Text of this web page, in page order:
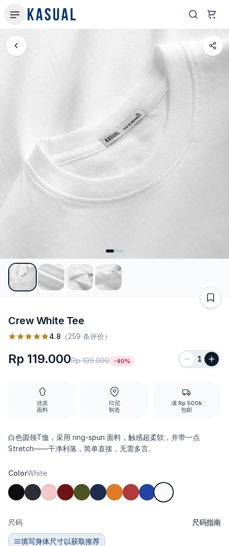
Crew White Tee
4.8 （259 条评价）
Rp 119.000Rp 199.000 -40% 1
优质
面料
印尼
制造
满 Rp 500k
包邮
白色圆领T恤，采用 ring-spun 面料，触感超柔软，并带一点
Stretch——干净利落，简单直接，无需多言。
ColorWhite
尺码 尺码指南
填写身体尺寸以获取推荐